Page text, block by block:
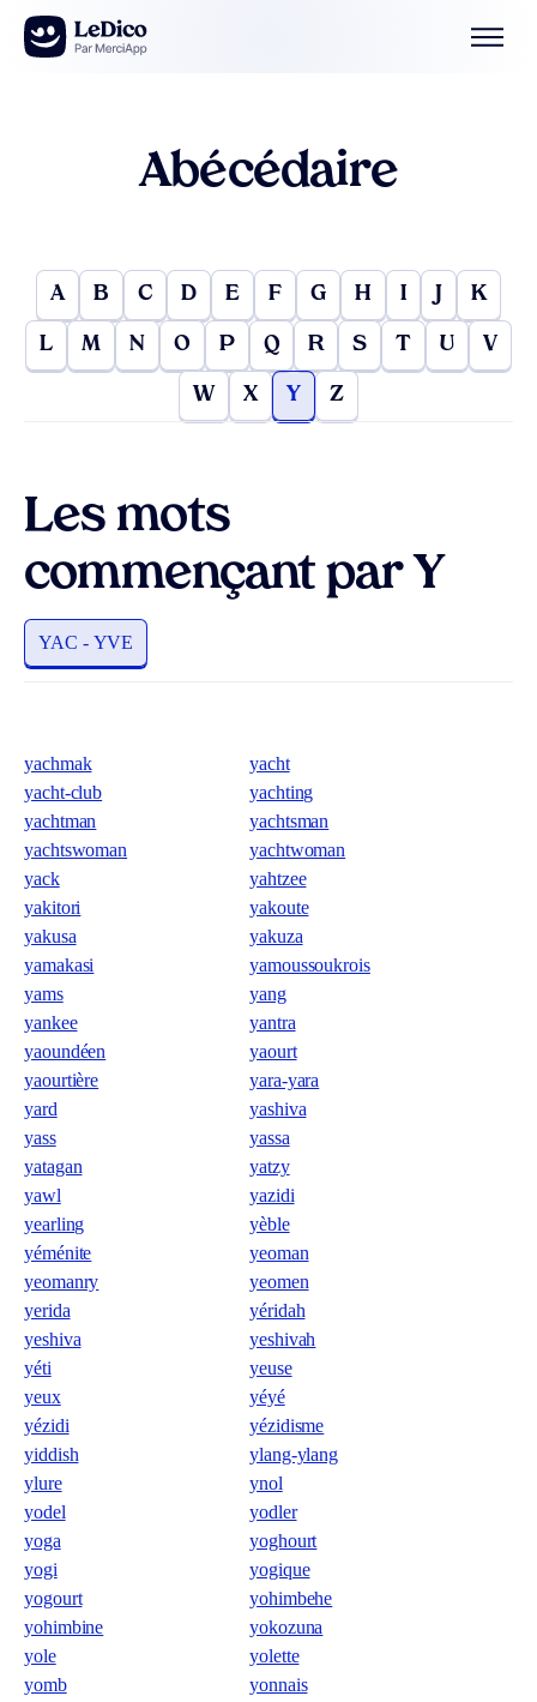
Aller au contenu
Abécédaire
A B C D E F G H I J K
L M N O P Q R S T U V
W X Y Z
Les mots
commençant par Y
YAC - YVE
yachmak
yacht
yacht-club
yachting
yachtman
yachtsman
yachtswoman
yachtwoman
yack
yahtzee
yakitori
yakoute
yakusa
yakuza
yamakasi
yamoussoukrois
yams
yang
yankee
yantra
yaoundéen
yaourt
yaourtière
yara-yara
yard
yashiva
yass
yassa
yatagan
yatzy
yawl
yazidi
yearling
yèble
yéménite
yeoman
yeomanry
yeomen
yerida
yéridah
yeshiva
yeshivah
yéti
yeuse
yeux
yéyé
yézidi
yézidisme
yiddish
ylang-ylang
ylure
ynol
yodel
yodler
yoga
yoghourt
yogi
yogique
yogourt
yohimbehe
yohimbine
yokozuna
yole
yolette
yomb
yonnais